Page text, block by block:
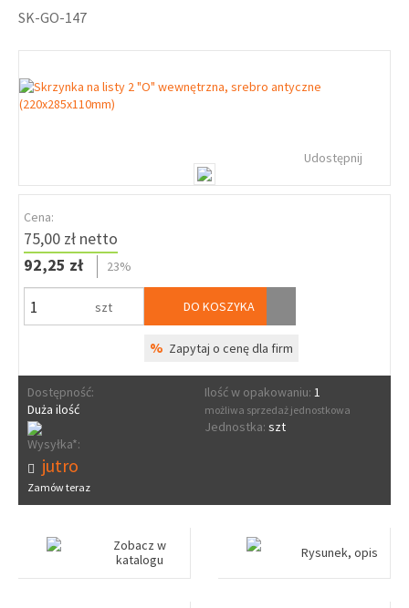
SK-GO-147
Udostępnij
Cena:
75,00 zł netto
92,25 zł
23%
szt DO KOSZYKA
% Zapytaj o cenę dla firm
Dostępność:
Duża ilość
Ilość w opakowaniu: 1
możliwa sprzedaż jednostkowa
Jednostka: szt
Wysyłka*:
jutro
Zamów teraz
Zobacz w
katalogu
Rysunek, opis